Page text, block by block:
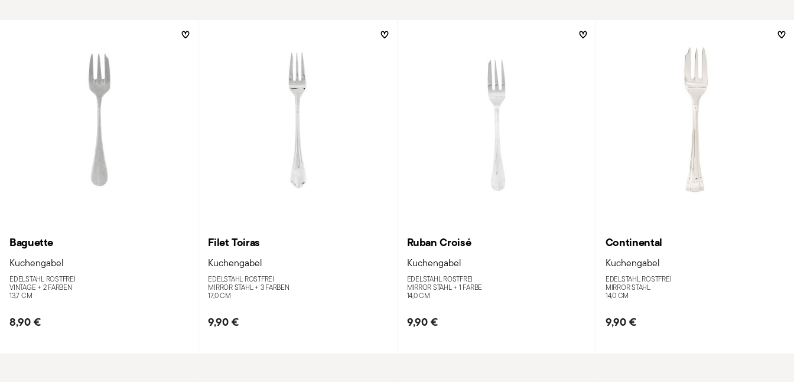
Baguette
Kuchengabel
EDELSTAHL ROSTFREI
VINTAGE + 2 FARBEN
13,7 CM
8,90 €
Filet Toiras
Kuchengabel
EDELSTAHL ROSTFREI
MIRROR STAHL + 3 FARBEN
17,0 CM
9,90 €
Ruban Croisé
Kuchengabel
EDELSTAHL ROSTFREI
MIRROR STAHL + 1 FARBE
14,0 CM
9,90 €
Continental
Kuchengabel
EDELSTAHL ROSTFREI
MIRROR STAHL
14,0 CM
9,90 €